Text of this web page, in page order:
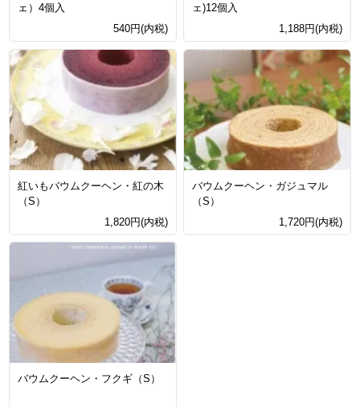
ェ）4個入
540円(内税)
ェ)12個入
1,188円(内税)
紅いもバウムクーヘン・紅の木
（S）
1,820円(内税)
バウムクーヘン・ガジュマル
（S）
1,720円(内税)
バウムクーヘン・フクギ（S）